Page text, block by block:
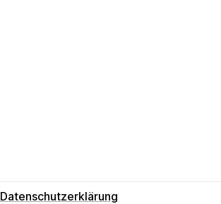
Datenschutzerklärung